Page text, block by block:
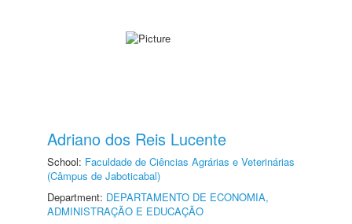
Adriano dos Reis Lucente
School: Faculdade de Ciências Agrárias e Veterinárias
(Câmpus de Jaboticabal)
Department: DEPARTAMENTO DE ECONOMIA,
ADMINISTRAÇÃO E EDUCAÇÃO